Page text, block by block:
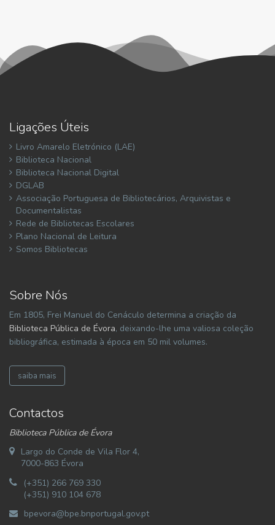
Ligações Úteis
Livro Amarelo Eletrónico (LAE)
Biblioteca Nacional
Biblioteca Nacional Digital
DGLAB
Associação Portuguesa de Bibliotecários, Arquivistas e
Documentalistas
Rede de Bibliotecas Escolares
Plano Nacional de Leitura
Somos Bibliotecas
Sobre Nós
Em 1805, Frei Manuel do Cenáculo determina a criação da
Biblioteca Pública de Évora, deixando-lhe uma valiosa coleção
bibliográfica, estimada à época em 50 mil volumes.
saiba mais
Contactos
Biblioteca Pública de Évora
Largo do Conde de Vila Flor 4,
7000-863 Évora
(+351) 266 769 330
(+351) 910 104 678
bpevora@bpe.bnportugal.gov.pt